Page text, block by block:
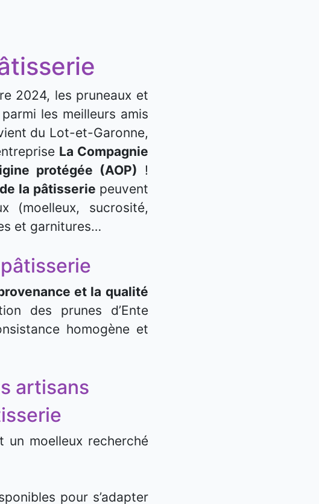
2024, les pruneaux et
les meilleurs amis
du Lot-et-Garonne,
La Compagnie
protégée (AOP) !
la pâtisserie peuvent
(moelleux, sucrosité,
et garnitures…
et la qualité
des prunes d’Ente
homogène et
artisans
un moelleux recherché
pour s’adapter